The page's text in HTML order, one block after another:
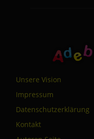
Unsere Vision
Impressum
Datenschutzerklärung
Kontakt